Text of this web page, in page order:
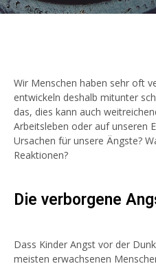
Wir Menschen haben sehr oft
entwickeln deshalb mitunter
das, dies kann auch
Arbeitsleben oder auf unseren
Ursachen für unsere Ängste?
Reaktionen?
Die verborgene
Dass Kinder Angst vor der
meisten erwachsenen